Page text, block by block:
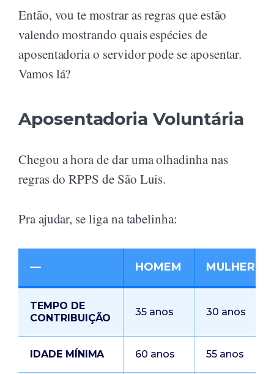
Então, vou te mostrar as regras que estão
valendo mostrando quais espécies de
aposentadoria o servidor pode se aposentar.
Vamos lá?
Aposentadoria Voluntária
Chegou a hora de dar uma olhadinha nas
regras do RPPS de São Luis.
Pra ajudar, se liga na tabelinha:
— HOMEM MULHER
TEMPO DE
CONTRIBUIÇÃO
35 anos 30 anos
IDADE MÍNIMA 60 anos 55 anos